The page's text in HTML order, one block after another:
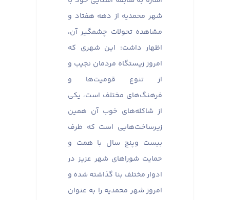
شهر محمدیه از دهه هفتاد و
مشاهده تحولات چشمگیر آن،
اظهار داشت: این شهری که
امروز زیستگاه مردمان نجیب و
از تنوع قومیت‌ها و
فرهنگ‌های مختلف است، یکی
از شاکله‌های خوب آن همین
زیرساخت‌هایی است که ظرف
بیست وپنج سال با همت و
حمایت شوراهای شهر عزیز در
ادوار مختلف بنا گذاشته شده و
امروز شهر محمدیه را به عنوان